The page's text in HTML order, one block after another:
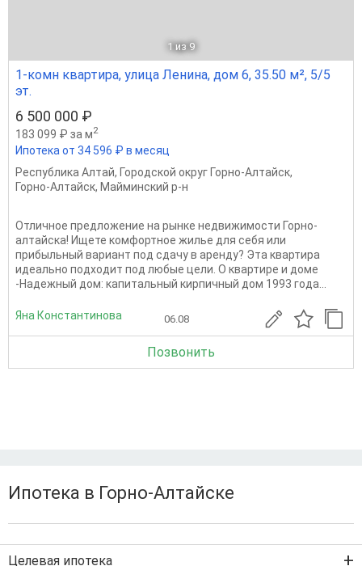
1 из 9
1-комн квартира, улица Ленина, дом 6, 35.50 м², 5/5
эт.
6 500 000 ₽
183 099 ₽ за м2
Ипотека от 34 596 ₽ в месяц
Республика Алтай, Городской округ Горно-Алтайск,
Горно-Алтайск, Майминский р-н
Отличное предложение на рынке недвижимости Горно-
алтайска! Ищете комфортное жилье для себя или
прибыльный вариант под сдачу в аренду? Эта квартира
идеально подходит под любые цели. О квартире и доме
-Надежный дом: капитальный кирпичный дом 1993 года...
Яна Константинова 06.08
Позвонить
Ипотека в Горно-Алтайске
Целевая ипотека